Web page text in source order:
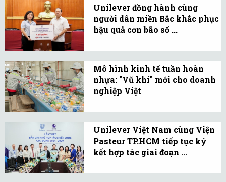
đáng ghi nhận và chiến
lược hành động rõ ràng,
DUYTAN Recycling và
Unilever Việt Nam tin
tưởng vào sự hợp tác bền
vững.
Unilever đồng hành cùng
người dân miền Bắc khắc phục
hậu quả cơn bão số ...
nhằm đồng hành cùng
người dân miền Bắc đang
chịu ảnh hưởng nặng nề
bởi bão Yagi.
Mô hình kinh tế tuần hoàn
nhựa: "Vũ khí" mới cho doanh
nghiệp Việt
nhựa nổi lên như một
giải pháp hiệu quả, mang
lại nhiều lợi ích cho
doanh nghiệp và các bên
Unilever Việt Nam cùng Viện
Pasteur TP.HCM tiếp tục ký
kết hợp tác giai đoạn ...